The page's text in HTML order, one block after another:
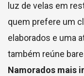
luz de velas em
quem prefere um
elaborados e uma
também reúne
Namorados mais